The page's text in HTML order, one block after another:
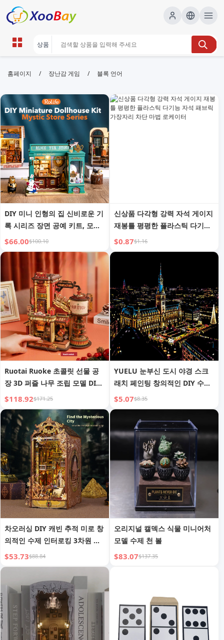
블록 언어 | XOOBAY B2B/B2C
블록언어,비주얼프로그래밍,교육용코딩, wholesale 블
록 언어, XOOBAY
블록언어를 이용한 시각적 코딩 학습의 기본 개념과 활용 사례를 소개하
는 검색 최적화 설명.
홈페이지 / 장난감 게임 / 블록 언어
DIY 미니 인형의 집 신비로운 기
록 시리즈 장면 공예 키트, 모델
DG155-157
$66.00$100.10
신상품 다각형 강력 자석 게이지
재봉틀 평평한 플라스틱 다기능
자석 패브릭 가장자리 차단 마법
로케이터
$0.87$1.16
Ruotai Ruoke 초콜릿 선물 공
장 3D 퍼즐 나무 조립 모델 DIY
수제 집 빌딩 블록 장난감
$118.92$171.25
YUELU 눈부신 도시 야경 스크
래치 페인팅 창의적인 DIY 수제
스크래치 페인팅
$5.07$8.35
차오러싱 DIY 캐빈 추적 미로 창
의적인 수제 인터로킹 3차원 장
식품 책꽂이 모델 생일 선물
$53.73$88.84
오리지널 캘덱스 식물 미니어처
모델 수제 천 볼
$83.07$137.35